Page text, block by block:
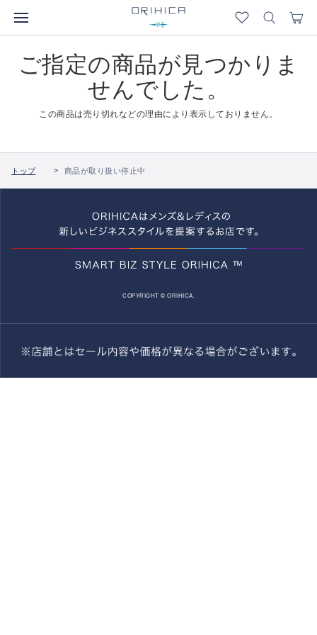
ご指定の商品が見つかりま
せんでした。
この商品は売り切れなどの理由により表示しておりません。
トップ 商品が取り扱い停止中
COPYRIGHT © ORIHICA.